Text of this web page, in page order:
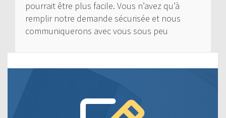
pourrait être plus facile. Vous n’avez qu’à
remplir notre demande sécurisée et nous
communiquerons avec vous sous peu